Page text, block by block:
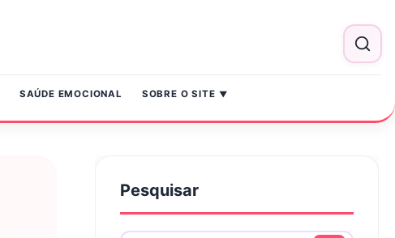
SAÚDE EMOCIONAL SOBRE O SITE
Pesquisar